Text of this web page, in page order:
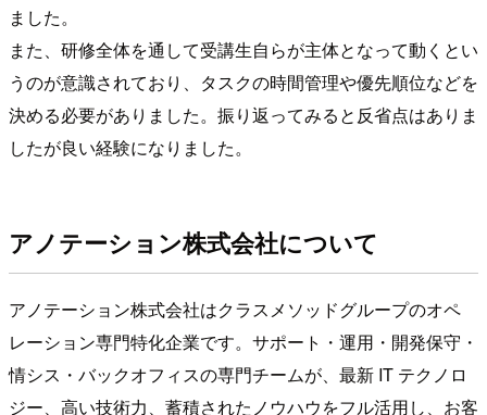
ました。
また、研修全体を通して受講生自らが主体となって動くとい
うのが意識されており、タスクの時間管理や優先順位などを
決める必要がありました。振り返ってみると反省点はありま
したが良い経験になりました。
アノテーション株式会社について
アノテーション株式会社はクラスメソッドグループのオペ
レーション専門特化企業です。サポート・運用・開発保守・
情シス・バックオフィスの専門チームが、最新 IT テクノロ
ジー、高い技術力、蓄積されたノウハウをフル活用し、お客